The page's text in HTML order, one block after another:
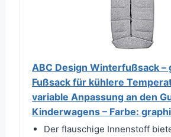
ABC Design Winterfußsack
Fußsack für kühlere
variable Anpassung an den
Kinderwagens – Farbe:
Der flauschige Innenstoff